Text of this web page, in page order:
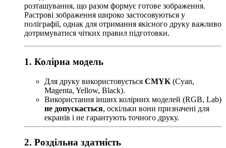
розташування, що разом формує готове зображення.
Растрові зображення широко застосовуються у
поліграфії, однак для отримання якісного друку важливо
дотримуватися чітких правил підготовки.
1. Колірна модель
Для друку використовується CMYK (Cyan,
Magenta, Yellow, Black).
Використання інших колірних моделей (RGB, Lab)
не допускається, оскільки вони призначені для
екранів і не гарантують точного друку.
2. Роздільна здатність